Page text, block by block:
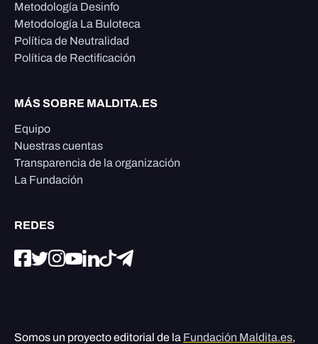
Metodología Desinfo
Metodología La Buloteca
Política de Neutralidad
Política de Rectificación
MÁS SOBRE MALDITA.ES
Equipo
Nuestras cuentas
Transparencia de la organización
La Fundación
REDES
Somos un proyecto editorial de la Fundación Maldita.es,